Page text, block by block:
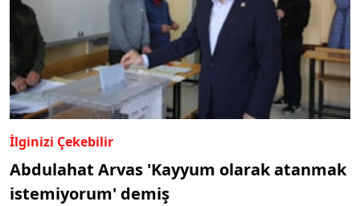
İlginizi Çekebilir
Abdulahat Arvas 'Kayyum olarak atanmak
istemiyorum' demiş